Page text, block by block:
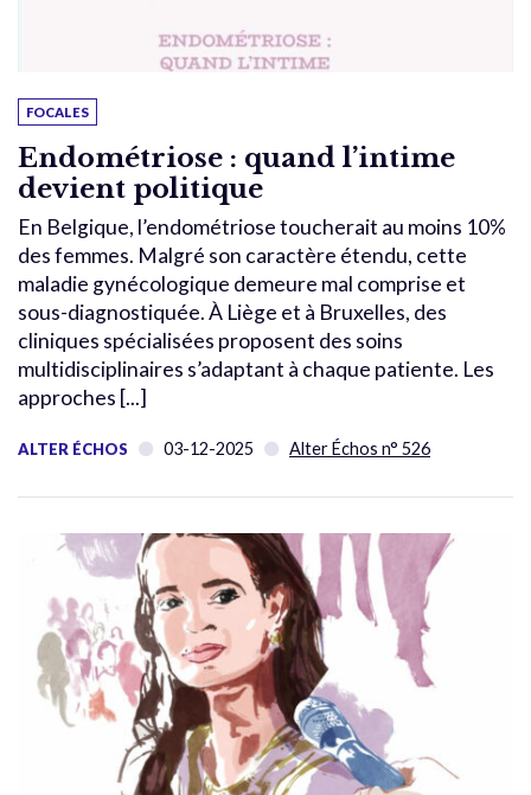
FOCALES
Endométriose : quand l’intime
devient politique
En Belgique, l’endométriose toucherait au moins 10%
des femmes. Malgré son caractère étendu, cette
maladie gynécologique demeure mal comprise et
sous-diagnostiquée. À Liège et à Bruxelles, des
cliniques spécialisées proposent des soins
multidisciplinaires s’adaptant à chaque patiente. Les
approches [...]
ALTER ÉCHOS 03-12-2025 Alter Échos n° 526